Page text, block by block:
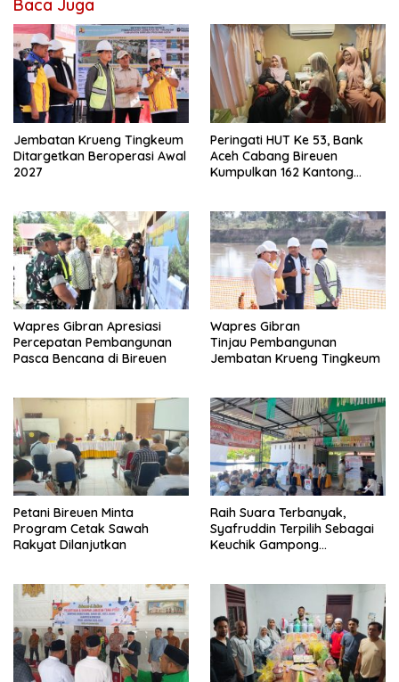
Baca Juga
Jembatan Krueng Tingkeum
Ditargetkan Beroperasi Awal
2027
Peringati HUT Ke 53, Bank
Aceh Cabang Bireuen
Kumpulkan 162 Kantong
Wapres Gibran Apresiasi
Percepatan Pembangunan
Pasca Bencana di Bireuen
Wapres Gibran
Tinjau Pembangunan
Jembatan Krueng Tingkeum
Petani Bireuen Minta
Program Cetak Sawah
Rakyat Dilanjutkan
Raih Suara Terbanyak,
Syafruddin Terpilih Sebagai
Keuchik Gampong